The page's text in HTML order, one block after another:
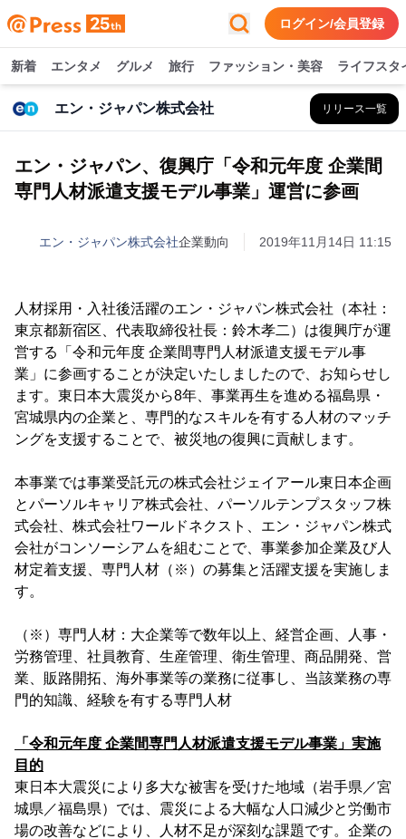
ログイン/会員登録
新着 エンタメ グルメ 旅行 ファッション・美容 ライフスタ
エン・ジャパン株式会社 リリース一覧
エン・ジャパン、復興庁「令和元年度 企業間
専門人材派遣支援モデル事業」運営に参画
エン・ジャパン株式会社企業動向 2019年11月14日 11:15
人材採用・入社後活躍のエン・ジャパン株式会社（本社：
東京都新宿区、代表取締役社長：鈴木孝二）は復興庁が運
営する「令和元年度 企業間専門人材派遣支援モデル事
業」に参画することが決定いたしましたので、お知らせし
ます。東日本大震災から8年、事業再生を進める福島県・
宮城県内の企業と、専門的なスキルを有する人材のマッチ
ングを支援することで、被災地の復興に貢献します。
本事業では事業受託元の株式会社ジェイアール東日本企画
とパーソルキャリア株式会社、パーソルテンプスタッフ株
式会社、株式会社ワールドネクスト、エン・ジャパン株式
会社がコンソーシアムを組むことで、事業参加企業及び人
材定着支援、専門人材（※）の募集と活躍支援を実施しま
す。
（※）専門人材：大企業等で数年以上、経営企画、人事・
労務管理、社員教育、生産管理、衛生管理、商品開発、営
業、販路開拓、海外事業等の業務に従事し、当該業務の専
門的知識、経験を有する専門人材
「令和元年度 企業間専門人材派遣支援モデル事業」実施
目的
東日本大震災により多大な被害を受けた地域（岩手県／宮
城県／福島県）では、震災による大幅な人口減少と労働市
場の改善などにより、人材不足が深刻な課題です。企業の